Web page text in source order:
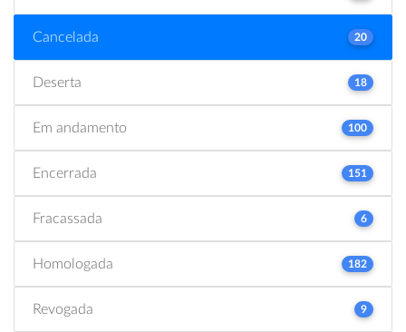
Cancelada 20
Deserta 18
Em andamento 100
Encerrada 151
Fracassada 6
Homologada 182
Revogada 9